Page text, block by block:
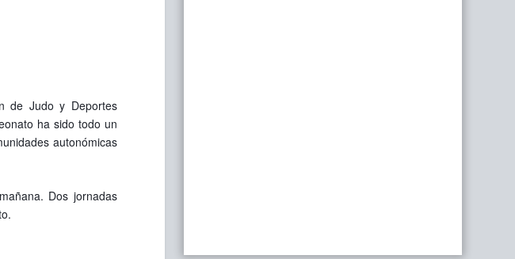
de Judo y Deportes
ha sido todo un
autonómicas
Dos jornadas